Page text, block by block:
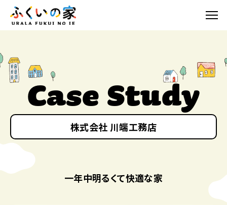
Case Study
株式会社 川端工務店
一年中明るくて快適な家